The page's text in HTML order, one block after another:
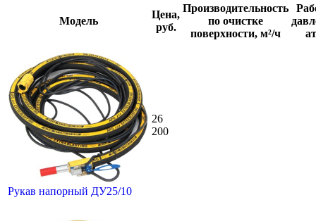
Модель
Цена,
руб.
Производительность
по очистке
поверхности, м²/ч
Рукав напорный ДУ25/10
26
200